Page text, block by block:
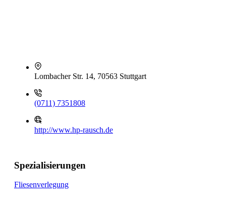
Lombacher Str. 14, 70563 Stuttgart
(0711) 7351808
http://www.hp-rausch.de
Spezialisierungen
Fliesenverlegung